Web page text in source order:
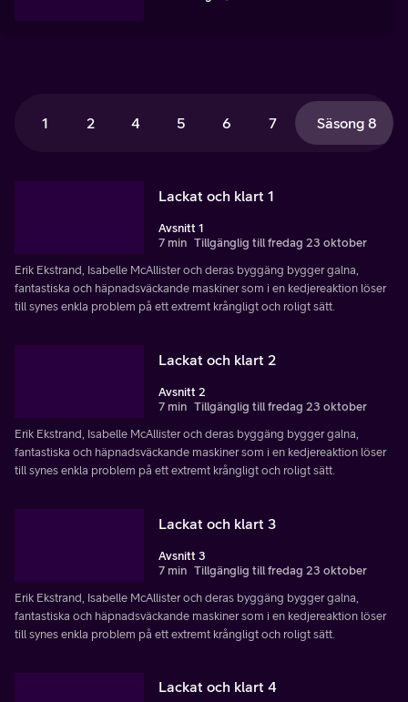
1 2 4 5 6 7 Säsong 8
Lackat och klart 1
Avsnitt 1
7 min Tillgänglig till fredag 23 oktober
Erik Ekstrand, Isabelle McAllister och deras byggäng bygger galna,
fantastiska och häpnadsväckande maskiner som i en kedjereaktion löser
till synes enkla problem på ett extremt krångligt och roligt sätt.
Lackat och klart 2
Avsnitt 2
7 min Tillgänglig till fredag 23 oktober
Erik Ekstrand, Isabelle McAllister och deras byggäng bygger galna,
fantastiska och häpnadsväckande maskiner som i en kedjereaktion löser
till synes enkla problem på ett extremt krångligt och roligt sätt.
Lackat och klart 3
Avsnitt 3
7 min Tillgänglig till fredag 23 oktober
Erik Ekstrand, Isabelle McAllister och deras byggäng bygger galna,
fantastiska och häpnadsväckande maskiner som i en kedjereaktion löser
till synes enkla problem på ett extremt krångligt och roligt sätt.
Lackat och klart 4